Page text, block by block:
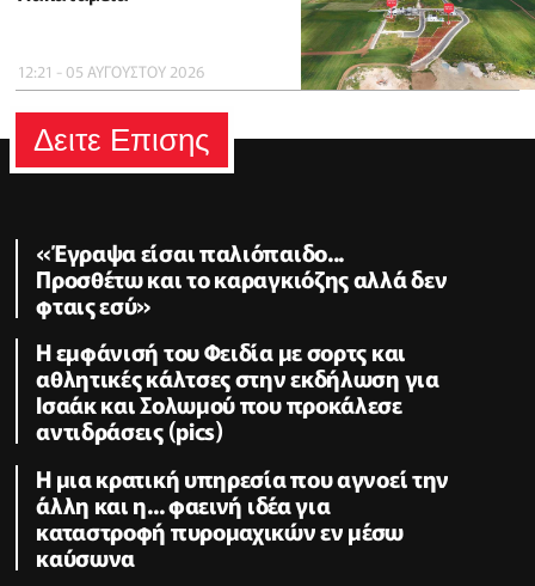
12:21 - 05 ΑΥΓΟΥΣΤΟΥ 2026
Δειτε Επισης
«Έγραψα είσαι παλιόπαιδο...
Προσθέτω και το καραγκιόζης αλλά δεν
φταις εσύ»
Η εμφάνισή του Φειδία με σορτς και
αθλητικές κάλτσες στην εκδήλωση για
Ισαάκ και Σολωμού που προκάλεσε
αντιδράσεις (pics)
Η μια κρατική υπηρεσία που αγνοεί την
άλλη και η... φαεινή ιδέα για
καταστροφή πυρομαχικών εν μέσω
καύσωνα